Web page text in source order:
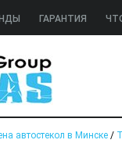
ГАРАНТИЯ
автостекол в Минске /